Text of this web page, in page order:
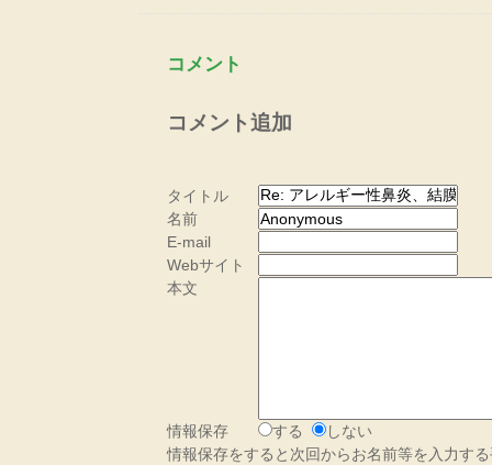
コメント
コメント追加
タイトル
名前
E-mail
Webサイト
本文
情報保存 する
しない
情報保存をすると次回からお名前等を入力す